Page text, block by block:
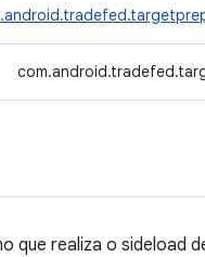
que realiza o sideload